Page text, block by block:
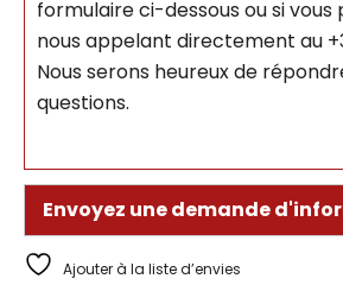
formulaire ci-dessous ou si
nous appelant directement au
Nous serons heureux de
questions.
Envoyez une demande
Ajouter à la liste d’envies